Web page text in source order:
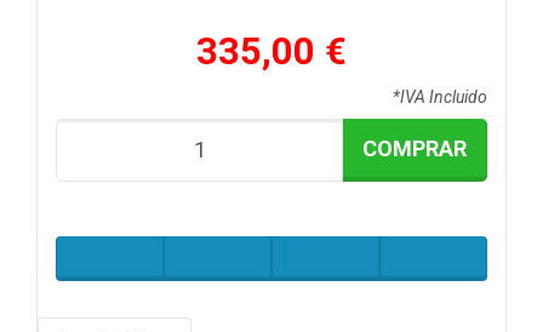
335,00 €
*IVA Incluido
COMPRAR